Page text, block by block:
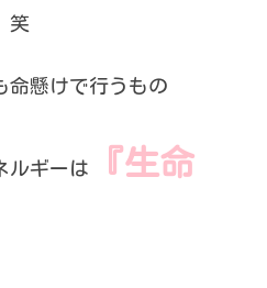
笑
命懸けで行うもの
ルギーは
『生命